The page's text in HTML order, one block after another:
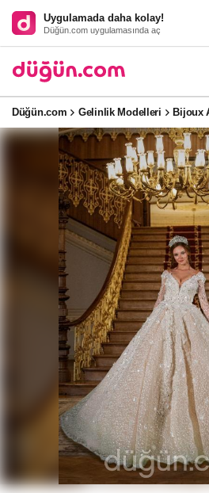
Uygulamada daha kolay!
Düğün.com uygulamasında aç
Düğün.com Gelinlik Modelleri Bijoux